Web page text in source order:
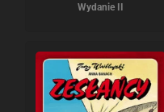
Wydanie II